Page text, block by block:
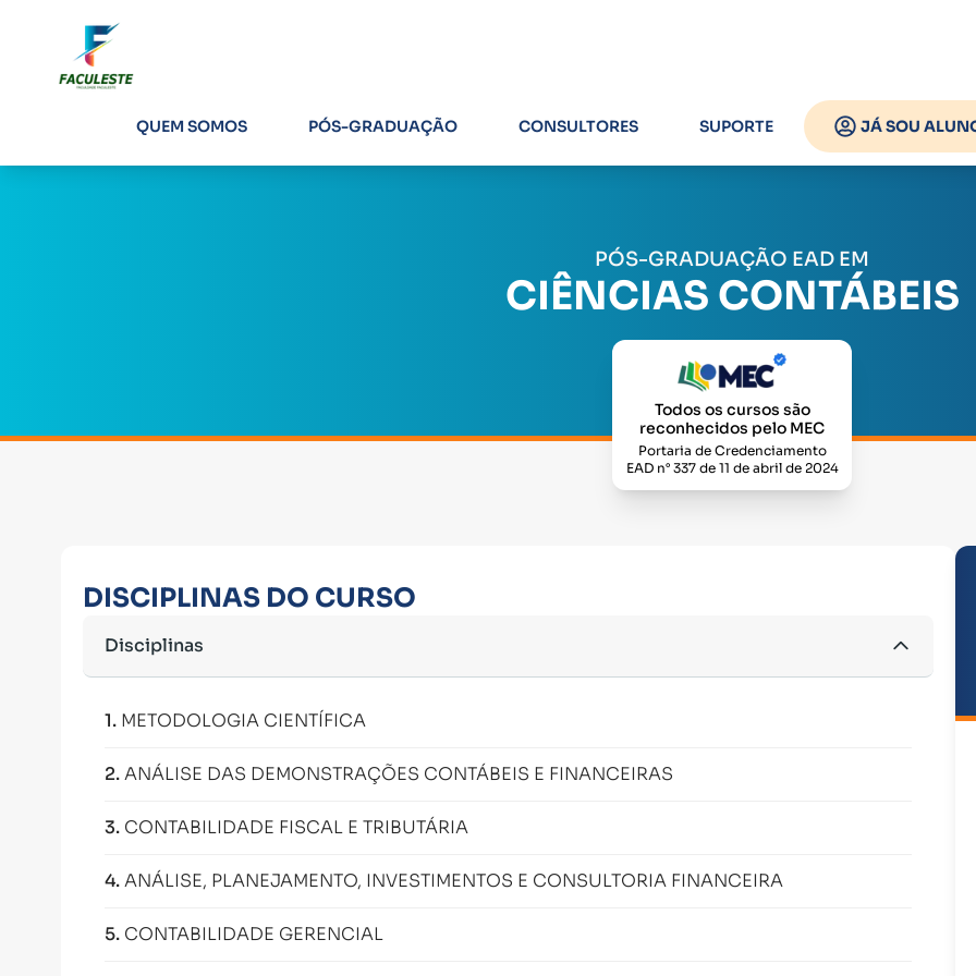
QUEM SOMOS PÓS-GRADUAÇÃO CONSULTORES SUPORTE JÁ SOU
PÓS-GRADUAÇÃO EAD EM
CIÊNCIAS CONTÁBEIS
Todos os cursos são
reconhecidos pelo MEC
Portaria de Credenciamento
EAD n° 337 de 11 de abril de 2024
DISCIPLINAS DO CURSO
Disciplinas
1. METODOLOGIA CIENTÍFICA
2.ANÁLISE DAS DEMONSTRAÇÕES CONTÁBEIS E FINANCEIRAS
3. CONTABILIDADE FISCAL E TRIBUTÁRIA
4.ANÁLISE, PLANEJAMENTO, INVESTIMENTOS E CONSULTORIA FINANCEIRA
5. CONTABILIDADE GERENCIAL